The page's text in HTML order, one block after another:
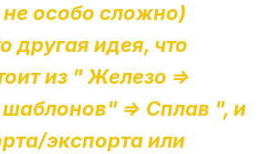
особо сложно)
другая идея, что
из " Железо =>
=> Сплав ", и
экспорта или